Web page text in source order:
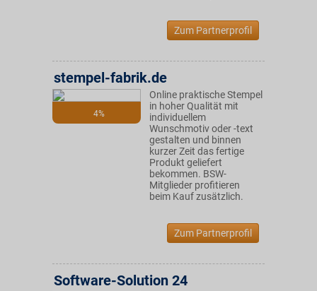
Zum Partnerprofil
4%
stempel-fabrik.de
Online praktische Stempel
in hoher Qualität mit
individuellem
Wunschmotiv oder -text
gestalten und binnen
kurzer Zeit das fertige
Produkt geliefert
bekommen. BSW-
Mitglieder profitieren
beim Kauf zusätzlich.
Zum Partnerprofil
Software-Solution 24